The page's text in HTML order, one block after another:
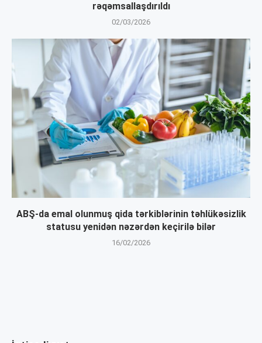
rəqəmsallaşdırıldı
02/03/2026
ABŞ-da emal olunmuş qida tərkiblərinin təhlükəsizlik
statusu yenidən nəzərdən keçirilə bilər
16/02/2026